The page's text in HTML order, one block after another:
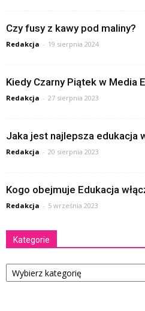
Czy fusy z kawy pod maliny?
Redakcja - 19 sierpnia 2024
Kiedy Czarny Piątek w Media
Redakcja - 27 sierpnia 2023
Jaka jest najlepsza edukacja
Redakcja - 20 sierpnia 2023
Kogo obejmuje Edukacja
Redakcja - 5 września 2023
Kategorie
Kategorie